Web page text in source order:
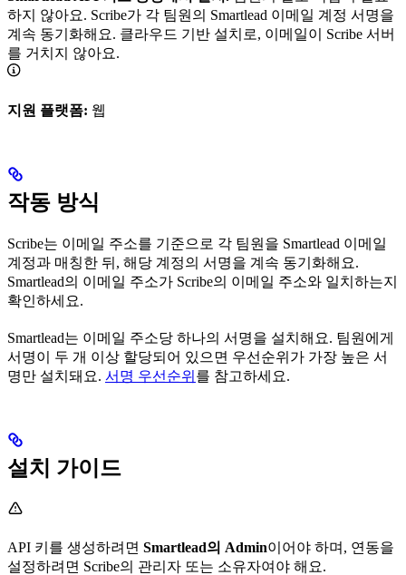
하지 않아요. Scribe가 각 팀원의 Smartlead 이메일 계정 서명을
계속 동기화해요. 클라우드 기반 설치로, 이메일이 Scribe 서버
를 거치지 않아요.
지원 플랫폼: 웹
작동 방식
Scribe는 이메일 주소를 기준으로 각 팀원을 Smartlead 이메일
계정과 매칭한 뒤, 해당 계정의 서명을 계속 동기화해요.
Smartlead의 이메일 주소가 Scribe의 이메일 주소와 일치하는지
확인하세요.
Smartlead는 이메일 주소당 하나의 서명을 설치해요. 팀원에게
서명이 두 개 이상 할당되어 있으면 우선순위가 가장 높은 서
명만 설치돼요. 서명 우선순위 를 참고하세요.
설치 가이드
API 키를 생성하려면 Smartlead의 Admin이어야 하며, 연동을
설정하려면 Scribe의 관리자 또는 소유자여야 해요.